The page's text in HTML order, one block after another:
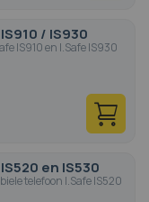
/ IS930
IS910 en I.Safe IS930
en IS530
telefoon I.Safe IS520